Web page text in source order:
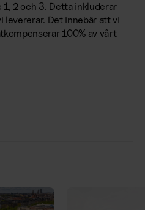
2 och 3. Detta inkluderar
levererar. Det innebär att vi
100% av vårt